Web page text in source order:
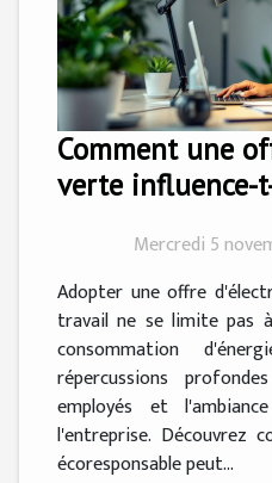
Comment une
verte influence-
Mercredi 5
Adopter une offre
travail ne se limite pas
consommation
répercussions
employés et
l'entreprise. Découvrez
écoresponsable peut...